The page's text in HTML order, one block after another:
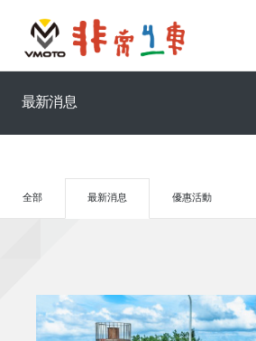
最新消息
全部 最新消息 優惠活動